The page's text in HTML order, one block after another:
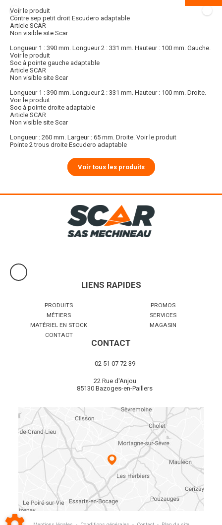
Voir le produit
Contre sep petit droit Escudero adaptable
Article SCAR
Non visible site Scar
Longueur 1 : 390 mm. Longueur 2 : 331 mm. Hauteur : 100 mm. Gauche.
Voir le produit
Soc à pointe gauche adaptable
Article SCAR
Non visible site Scar
Longueur 1 : 390 mm. Longueur 2 : 331 mm. Hauteur : 100 mm. Droite.
Voir le produit
Soc à pointe droite adaptable
Article SCAR
Non visible site Scar
Longueur : 260 mm. Largeur : 65 mm. Droite. Voir le produit
Pointe 2 trous droite Escudero adaptable
Voir tous les produits
LIENS RAPIDES
PRODUITS
PROMOS
MÉTIERS
SERVICES
MATÉRIEL EN STOCK
MAGASIN
CONTACT
CONTACT
02 51 07 72 39
22 Rue d'Anjou
85130 Bazoges-en-Paillers